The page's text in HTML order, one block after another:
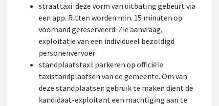
straattaxi: deze vorm van uitbating gebeurt via
een app. Ritten worden min. 15 minuten op
voorhand gereserveerd. Zie aanvraag,
exploitatie van een individueel bezoldigd
personenvervoer
standplaatstaxi: parkeren op officiële
taxistandplaatsen van de gemeente. Om van
deze standplaatsen gebruik te maken dient de
kandidaat-exploitant een machtiging aan te